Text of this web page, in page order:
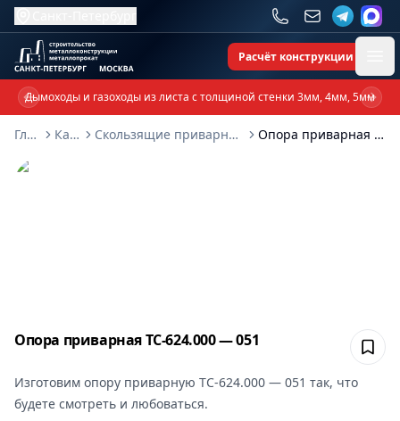
Расчёт конструкции
Дымоходы и газоходы из листа с толщиной стенки 3мм, 4мм, 5мм
Previous slide
Главная
Каталог Скользящие приварные опоры ТС-624-000 Опора приварная ТС-624.000 — 051
Опора приварная ТС-624.000 — 051
Изготовим опору приварную ТС-624.000 — 051 так, что
будете смотреть и любоваться.